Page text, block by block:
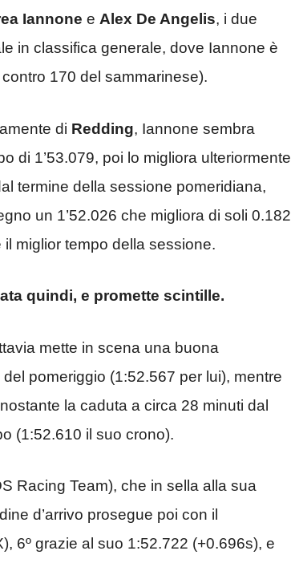
Iannone e Alex De Angelis, i due
in classifica generale, dove Iannone è
170 del sammarinese).
di Redding, Iannone sembra
di 1’53.079, poi lo migliora ulteriormente
termine della sessione pomeridiana,
un 1’52.026 che migliora di soli 0.182
miglior tempo della sessione.
quindi, e promette scintille.
mette in scena una buona
pomeriggio (1:52.567 per lui), mentre
la caduta a circa 28 minuti dal
(1:52.610 il suo crono).
Racing Team), che in sella alla sua
d’arrivo prosegue poi con il
6º grazie al suo 1:52.722 (+0.696s), e